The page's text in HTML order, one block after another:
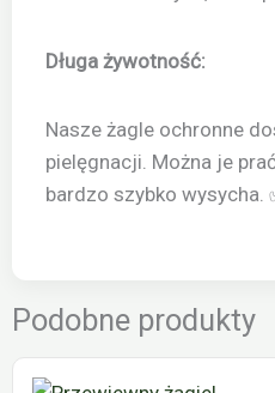
Długa żywotność:
Nasze żagle ochronne
pielęgnacji. Można je
bardzo szybko wysycha.
Podobne produkty